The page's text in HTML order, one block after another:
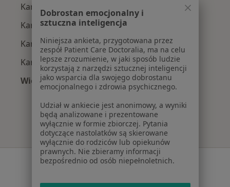
Kardiolodzy z PZU Zdrowie w Poznaniu
Kardiolodzy z NFZ w Poznaniu
Kardiolodzy z LUX MED w Poznaniu
Kardiolodzy z POLMED w Poznaniu
Więcej (4)
Więcej w kategorii: Najpopularniejsze
Serwis
Regulamin
Dobrostan emocjonalny i
sztuczna inteligencja
Niniejsza ankieta, przygotowana przez
zespół Patient Care Doctoralia, ma na celu
lepsze zrozumienie, w jaki sposób ludzie
korzystają z narzędzi sztucznej inteligencji
jako wsparcia dla swojego dobrostanu
emocjonalnego i zdrowia psychicznego.
Udział w ankiecie jest anonimowy, a wyniki
będą analizowane i prezentowane
wyłącznie w formie zbiorczej. Pytania
dotyczące nastolatków są skierowane
wyłącznie do rodziców lub opiekunów
prawnych. Nie zbieramy informacji
bezpośrednio od osób niepełnoletnich.